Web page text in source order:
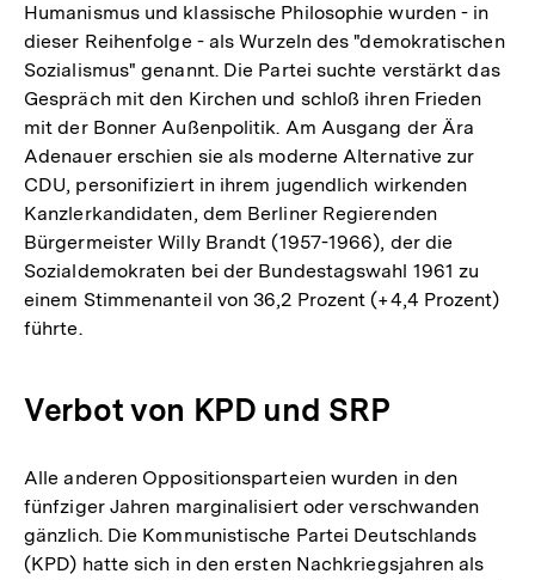
Humanismus und klassische Philosophie wurden - in
dieser Reihenfolge - als Wurzeln des "demokratischen
Sozialismus" genannt. Die Partei suchte verstärkt das
Gespräch mit den Kirchen und schloß ihren Frieden
mit der Bonner Außenpolitik. Am Ausgang der Ära
Adenauer erschien sie als moderne Alternative zur
CDU, personifiziert in ihrem jugendlich wirkenden
Kanzlerkandidaten, dem Berliner Regierenden
Bürgermeister Willy Brandt (1957-1966), der die
Sozialdemokraten bei der Bundestagswahl 1961 zu
einem Stimmenanteil von 36,2 Prozent (+4,4 Prozent)
führte.
Verbot von KPD und SRP
Alle anderen Oppositionsparteien wurden in den
fünfziger Jahren marginalisiert oder verschwanden
gänzlich. Die Kommunistische Partei Deutschlands
(KPD) hatte sich in den ersten Nachkriegsjahren als